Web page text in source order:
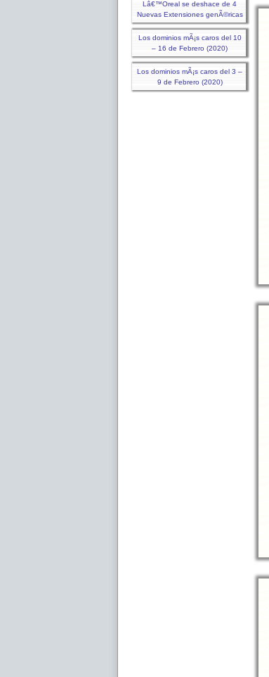
Lâ€™Oreal se deshace de 4
Nuevas Extensiones genÃ©ricas
Los dominios mÃ¡s caros del 10
– 16 de Febrero (2020)
Los dominios mÃ¡s caros del 3 –
9 de Febrero (2020)